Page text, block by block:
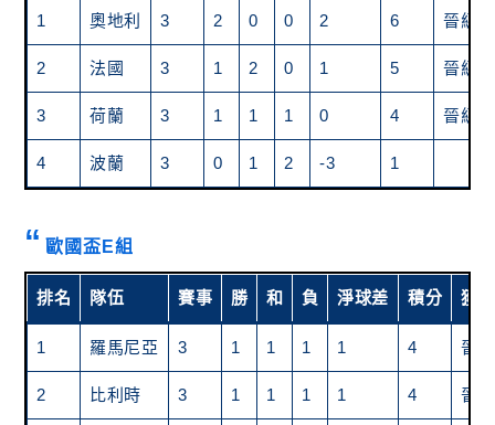
1 奧地利 3 2 0 0 2 6 晉級
2 法國 3 1 2 0 1 5 晉級
3 荷蘭 3 1 1 1 0 4 晉級
4 波蘭 3 0 1 2 -3 1
歐國盃E組
排名 隊伍 賽事 勝 和 負 淨球差 積分 獲
1 羅馬尼亞 3 1 1 1 1 4 晉
2 比利時 3 1 1 1 1 4 晉